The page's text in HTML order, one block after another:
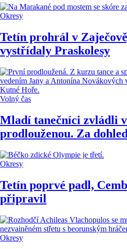
Okresy
Tetín prohrál v
vystřídaly Praskolesy
Volný čas
Mladí tanečníci zvládli
prodlouženou. Za
Okresy
Tetín poprvé padl,
připravil
Okresy